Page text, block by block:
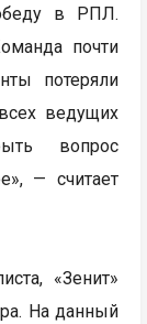
в РПЛ.
почти
потеряли
ведущих
вопрос
— считает
«Зенит»
На данный